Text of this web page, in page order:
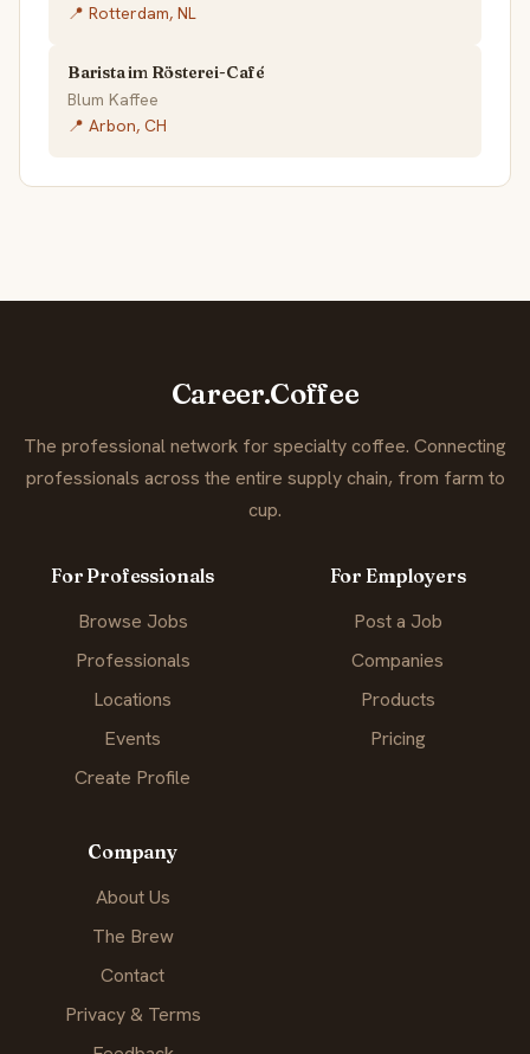
📍 Rotterdam, NL
Barista im Rösterei-Café
Blum Kaffee
📍 Arbon, CH
Career.Coffee
The professional network for specialty coffee. Connecting
professionals across the entire supply chain, from farm to
cup.
For Professionals
Browse Jobs
Professionals
Locations
Events
Create Profile
For Employers
Post a Job
Companies
Products
Pricing
Company
About Us
The Brew
Contact
Privacy & Terms